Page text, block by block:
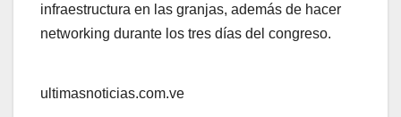
infraestructura en las granjas, además de hacer
networking durante los tres días del congreso.
ultimasnoticias.com.ve